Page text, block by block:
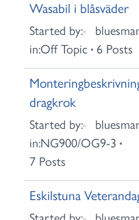
Wasabil i blåsväder
Started by:
in:Off Topic 6 Posts
dragkrok
Started by:
in:NG900/OG9-3
7 Posts
Eskilstuna